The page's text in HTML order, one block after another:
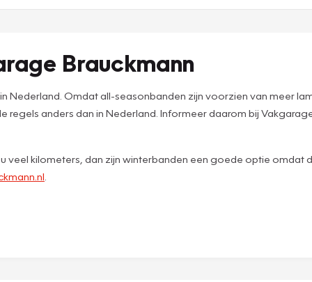
Brauckmann
Nederland. Omdat all-seasonbanden zijn voorzien van meer
regels anders dan in Nederland. Informeer daarom bij
veel kilometers, dan zijn winterbanden een goede optie omdat